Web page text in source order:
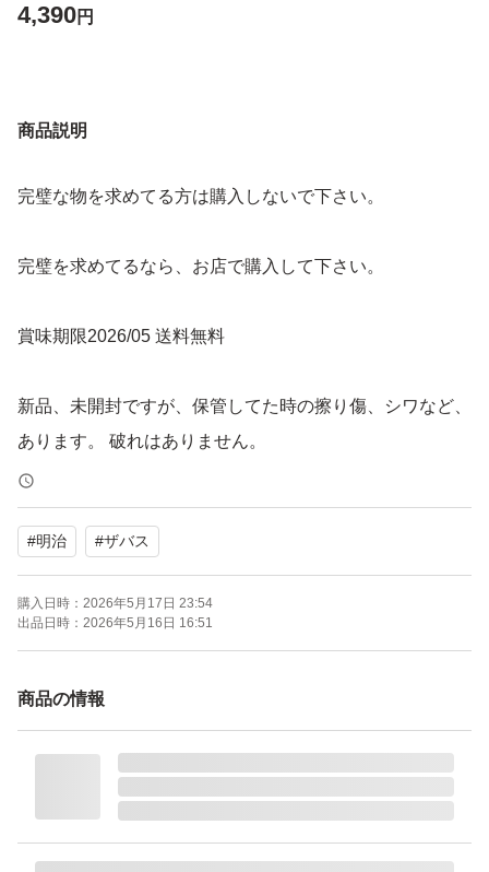
4,390円
商品説明
完璧な物を求めてる方は購入しないで下さい。
完璧を求めてるなら、お店で購入して下さい。
賞味期限2026/05 送料無料
新品、未開封ですが、保管してた時の擦り傷、シワなど、
あります。 破れはありません。
あくまで素人出品なので、梱包が雑な場合もあるかもし
れません。簡易的な梱包での発送の場合もありますので、
開封時にカッターやハサミ等を使用されるる場合は、
十分にお気をつけ下さい。
ご理解の上ご購入をお願いします。
方は購入をご遠慮ください。
ザバス アクア ホエイプロテイン100 グレープフルーツ風
#明治 #ザバス
購入日時： 2026年5月17日 23:54
出品日時： 2026年5月16日 16:51
商品の情報